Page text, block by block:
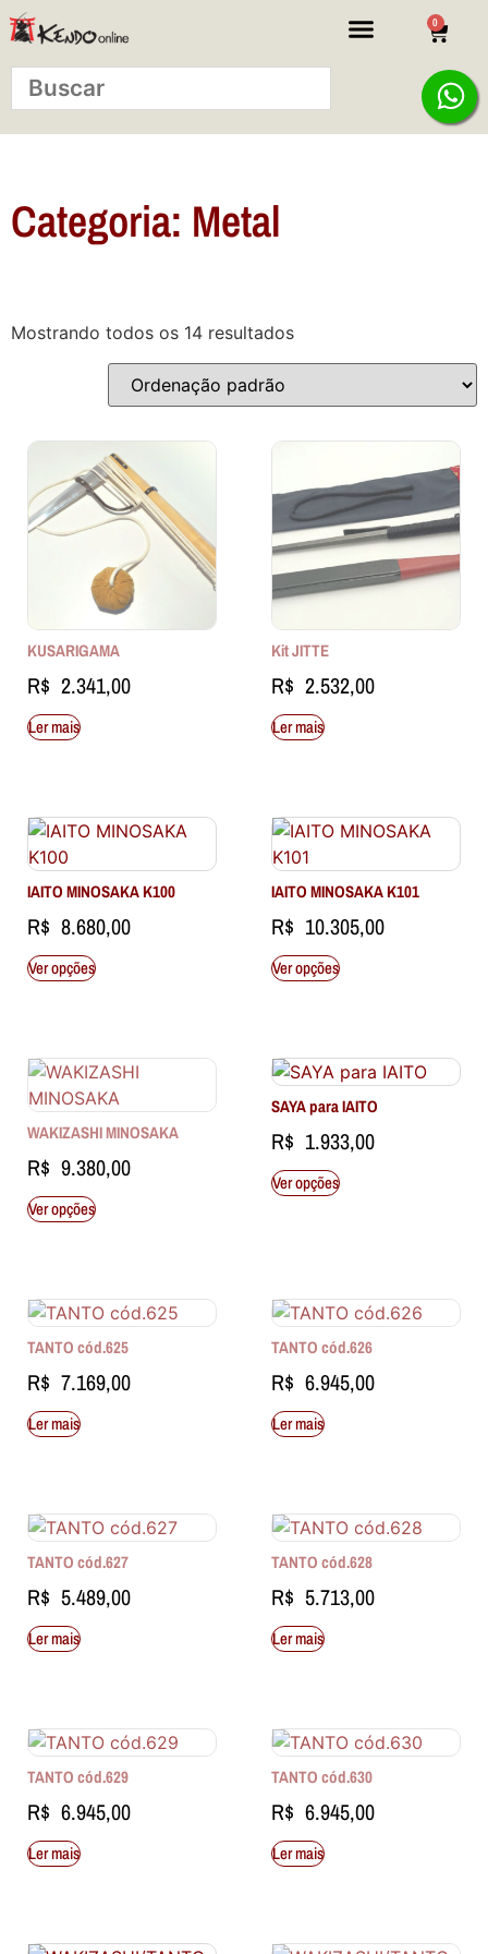
0
Categoria: Metal
Mostrando todos os 14 resultados
KUSARIGAMA
R$ 2.341,00
Ler mais
Kit JITTE
R$ 2.532,00
Ler mais
IAITO MINOSAKA K100
R$ 8.680,00
Ver opções
IAITO MINOSAKA K101
R$ 10.305,00
Ver opções
WAKIZASHI MINOSAKA
R$ 9.380,00
Ver opções
SAYA para IAITO
R$ 1.933,00
Ver opções
TANTO cód.625
R$ 7.169,00
Ler mais
TANTO cód.626
R$ 6.945,00
Ler mais
TANTO cód.627
R$ 5.489,00
Ler mais
TANTO cód.628
R$ 5.713,00
Ler mais
TANTO cód.629
R$ 6.945,00
Ler mais
TANTO cód.630
R$ 6.945,00
Ler mais